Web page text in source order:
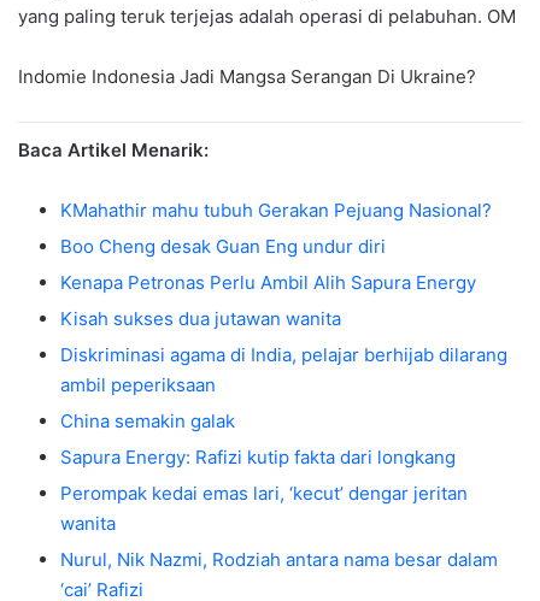
yang paling teruk terjejas adalah operasi di pelabuhan. OM
Indomie Indonesia Jadi Mangsa Serangan Di Ukraine?
Baca Artikel Menarik:
KMahathir mahu tubuh Gerakan Pejuang Nasional?
Boo Cheng desak Guan Eng undur diri
Kenapa Petronas Perlu Ambil Alih Sapura Energy
Kisah sukses dua jutawan wanita
Diskriminasi agama di India, pelajar berhijab dilarang
ambil peperiksaan
China semakin galak
Sapura Energy: Rafizi kutip fakta dari longkang
Perompak kedai emas lari, ‘kecut’ dengar jeritan
wanita
Nurul, Nik Nazmi, Rodziah antara nama besar dalam
‘cai’ Rafizi